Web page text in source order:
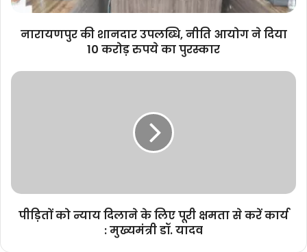
रुपये
पुरस्कार
नारायणपुर की शानदार उपलब्धि, नीति आयोग ने दिया
10 करोड़ रुपये का पुरस्कार
पीड़ितों
से
कार्यपीड़ितों को न्याय दिलाने के लिए पूरी क्षमता से करें कार्य
: मुख्यमंत्री डॉ. यादव